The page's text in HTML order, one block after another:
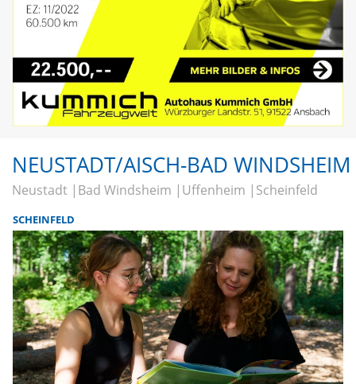
NEUSTADT/AISCH-BAD WINDSHEIM
Neustadt Bad Windsheim Uffenheim Scheinfeld
SCHEINFELD